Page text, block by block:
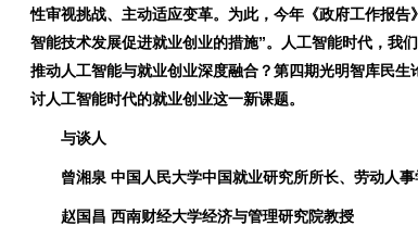
性审视挑战、主动适应变革。为此，今年《政府工作报告
智能技术发展促进就业创业的措施”。人工智能时代，我
推动人工智能与就业创业深度融合？第四期光明智库民生
讨人工智能时代的就业创业这一新课题。
与谈人
曾湘泉 中国人民大学中国就业研究所所长、劳动人事
赵国昌 西南财经大学经济与管理研究院教授